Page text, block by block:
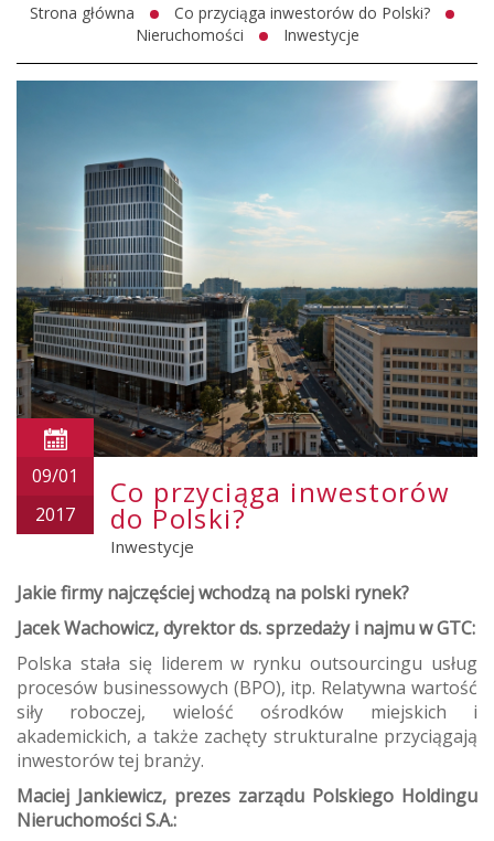
Strona główna
Co przyciąga inwestorów do Polski?
Nieruchomości
Inwestycje
09/01
2017
Co przyciąga inwestorów
do Polski?
Inwestycje
Jakie firmy najczęściej wchodzą na polski rynek?
Jacek Wachowicz, dyrektor ds. sprzedaży i najmu w GTC:
Polska stała się liderem w rynku outsourcingu usług
procesów businessowych (BPO), itp. Relatywna wartość
siły roboczej, wielość ośrodków miejskich i
akademickich, a także zachęty strukturalne przyciągają
inwestorów tej branży.
Maciej Jankiewicz, prezes zarządu Polskiego Holdingu
Nieruchomości S.A.: